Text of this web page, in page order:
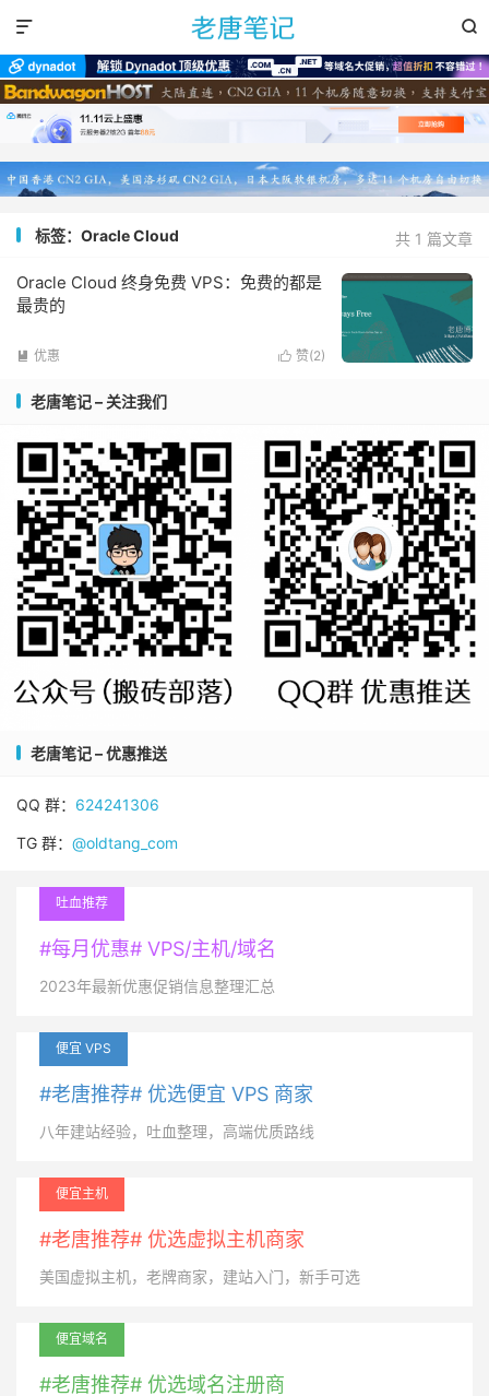


共 1 篇文章
标签：Oracle Cloud
Oracle Cloud 终身免费 VPS：免费的都是
最贵的
 赞(2)
 优惠
老唐笔记 – 关注我们
老唐笔记 – 优惠推送
QQ 群： 624241306
TG 群： @oldtang_com
吐血推荐
#每月优惠# VPS/主机/域名
2023年最新优惠促销信息整理汇总
便宜 VPS
#老唐推荐# 优选便宜 VPS 商家
八年建站经验，吐血整理，高端优质路线
便宜主机
#老唐推荐# 优选虚拟主机商家
美国虚拟主机，老牌商家，建站入门，新手可选
便宜域名
#老唐推荐# 优选域名注册商